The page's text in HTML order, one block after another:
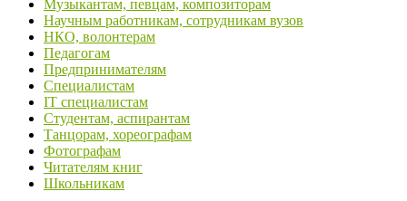
Музыкантам, певцам, композиторам
Научным работникам, сотрудникам вузов
НКО, волонтерам
Педагогам
Предпринимателям
Специалистам
IT специалистам
Студентам, аспирантам
Танцорам, хореографам
Фотографам
Читателям книг
Школьникам